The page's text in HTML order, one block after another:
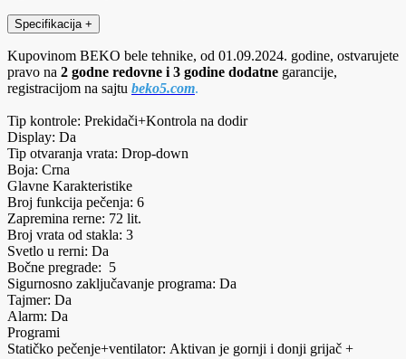
Specifikacija +
Kupovinom BEKO bele tehnike, od 01.09.2024. godine, ostvarujete
pravo na 2 godne redovne i 3 godine dodatne garancije,
registracijom na sajtu beko5.com.
Tip kontrole: Prekidači+Kontrola na dodir
Display: Da
Tip otvaranja vrata: Drop-down
Boja: Crna
Glavne Karakteristike
Broj funkcija pečenja: 6
Zapremina rerne: 72 lit.
Broj vrata od stakla: 3
Svetlo u rerni: Da
Bočne pregrade: 5
Sigurnosno zaključavanje programa: Da
Tajmer: Da
Alarm: Da
Programi
Statičko pečenje+ventilator: Aktivan je gornji i donji grijač +